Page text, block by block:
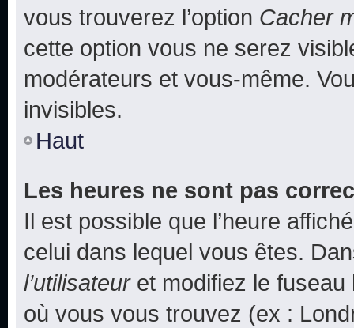
vous trouverez l’option Cacher
cette option vous ne serez
modérateurs et vous-même.
invisibles.
Haut
Les heures ne sont pas
Il est possible que l’heure
celui dans lequel vous êtes.
l’utilisateuret modifiez le fuseau
où vous vous trouvez (ex :